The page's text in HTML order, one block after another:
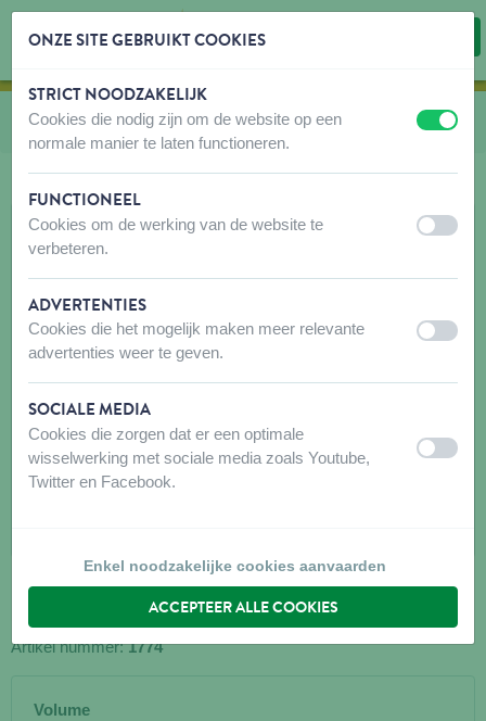
Inhoud overslaan
Taalkeuze overslaan
U bevindt zich hier:
vanKooi accessoires
CLASSIC DRINKFLES KONIJN 600 ML
Artikel nummer:1774
Volume
ONZE SITE GEBRUIKT COOKIES
STRICT NOODZAKELIJK
Cookies die nodig zijn om de website op een
normale manier te laten functioneren.
uit aan
FUNCTIONEEL
Cookies om de werking van de website te
verbeteren.
uit aan
ADVERTENTIES
Cookies die het mogelijk maken meer relevante
advertenties weer te geven.
uit aan
SOCIALE MEDIA
Cookies die zorgen dat er een optimale
wisselwerking met sociale media zoals Youtube,
Twitter en Facebook.
uit aan
Enkel noodzakelijke cookies aanvaarden
ACCEPTEER ALLE COOKIES